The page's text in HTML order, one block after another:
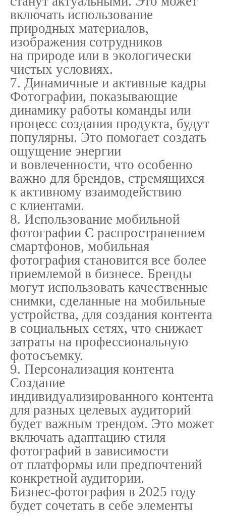
включать использование
природных материалов,
изображения сотрудников
на природе или в экологически
чистых условиях.
7. Динамичные и активные кадры
Фотографии, показывающие
динамику работы команды или
процесс создания продукта, будут
популярны. Это помогает создать
ощущение энергии
и вовлеченности, что особенно
важно для брендов, стремящихся
к активному взаимодействию
с клиентами.
8. Использование мобильной
фотографии С распространением
смартфонов, мобильная
фотография становится все более
приемлемой в бизнесе. Бренды
могут использовать качественные
снимки, сделанные на мобильные
устройства, для создания контента
в социальных сетях, что снижает
затраты на профессиональную
фотосъемку.
9. Персонализация контента
Создание
индивидуализированного контента
для разных целевых аудиторий
будет важным трендом. Это может
включать адаптацию стиля
фотографий в зависимости
от платформы или предпочтений
конкретной аудитории.
Бизнес-фотография в 2025 году
будет сочетать в себе элементы